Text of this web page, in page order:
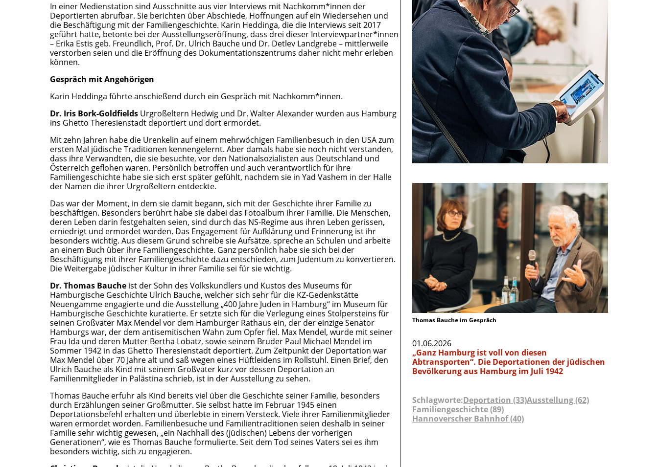
In einer Medienstation sind Ausschnitte aus vier Interviews mit Nachkomm*innen der
Deportierten abrufbar. Sie berichten über Abschiede, Hoffnungen auf ein Wiedersehen und
die Beschäftigung mit der Familiengeschichte. Karin Heddinga, die die Interviews seit 2017
geführt hatte, betonte bei der Ausstellungseröffnung, dass drei dieser Interviewpartner*innen
– Erika Estis geb. Freundlich, Prof. Dr. Ulrich Bauche und Dr. Detlev Landgrebe – mittlerweile
verstorben seien und die Eröffnung des Dokumentationszentrums daher nicht mehr erleben
können.
Gespräch mit Angehörigen
Karin Heddinga führte anschießend durch ein Gespräch mit Nachkomm*innen.
Dr. Iris Bork-Goldfields Urgroßeltern Hedwig und Dr. Walter Alexander wurden aus Hamburg
ins Ghetto Theresienstadt deportiert und dort ermordet.
Mit zehn Jahren habe die Urenkelin auf einem mehrwöchigen Familienbesuch in den USA zum
ersten Mal jüdische Traditionen kennengelernt. Aber damals habe sie noch nicht verstanden,
dass ihre Verwandten, die sie besuchte, vor den Nationalsozialisten aus Deutschland und
Österreich geflohen waren. Persönlich betroffen und auch verantwortlich für ihre
Familiengeschichte habe sie sich erst später gefühlt, nachdem sie in Yad Vashem in der Halle
der Namen die ihrer Urgroßeltern entdeckte.
Das war der Moment, in dem sie damit begann, sich mit der Geschichte ihrer Familie zu
beschäftigen. Besonders berührt habe sie dabei das Fotoalbum ihrer Familie. Die Menschen,
deren Leben darin festgehalten seien, sind durch das NS-Regime aus ihren Leben gerissen,
erniedrigt und ermordet worden. Das Engagement für Aufklärung und Erinnerung ist ihr
besonders wichtig. Aus diesem Grund schreibe sie Aufsätze, spreche an Schulen und arbeite
an einem Buch über ihre Familiengeschichte. Ganz persönlich habe sie sich bei der
Beschäftigung mit ihrer Familiengeschichte dazu entschieden, zum Judentum zu konvertieren.
Die Weitergabe jüdischer Kultur in ihrer Familie sei für sie wichtig.
Dr. Thomas Bauche ist der Sohn des Volkskundlers und Kustos des Museums für
Hamburgische Geschichte Ulrich Bauche, welcher sich sehr für die KZ-Gedenkstätte
Neuengamme engagierte und die Ausstellung „400 Jahre Juden in Hamburg“ im Museum für
Hamburgische Geschichte kuratierte. Er setzte sich für die Verlegung eines Stolpersteins für
seinen Großvater Max Mendel vor dem Hamburger Rathaus ein, der der einzige Senator
Hamburgs war, der dem antisemitischen Wahn zum Opfer fiel. Max Mendel, wurde mit seiner
Frau Ida und deren Mutter Bertha Lobatz, sowie seinem Bruder Paul Michael Mendel im
Sommer 1942 in das Ghetto Theresienstadt deportiert. Zum Zeitpunkt der Deportation war
Max Mendel über 70 Jahre alt und saß wegen eines Hüftleidens im Rollstuhl. Einen Brief, den
Ulrich Bauche als Kind mit seinem Großvater kurz vor dessen Deportation an
Familienmitglieder in Palästina schrieb, ist in der Ausstellung zu sehen.
Thomas Bauche erfuhr als Kind bereits viel über die Geschichte seiner Familie, besonders
durch Erzählungen seiner Großmutter. Sie selbst hatte im Februar 1945 einen
Deportationsbefehl erhalten und überlebte in einem Versteck. Viele ihrer Familienmitglieder
waren ermordet worden. Familienbesuche und Familientraditionen seien deshalb in seiner
Familie sehr wichtig gewesen, „ein Nachhall des (jüdischen) Lebens der vorherigen
Generationen“, wie es Thomas Bauche formulierte. Seit dem Tod seines Vaters sei es ihm
besonders wichtig, sich zu engagieren.
Thomas Bauche im Gespräch
01.06.2026
„Ganz Hamburg ist voll von diesen
Abtransporten“. Die Deportationen der jüdischen
Bevölkerung aus Hamburg im Juli 1942
Schlagworte:Deportation (33)Ausstellung (62)
Familiengeschichte (89)
Hannoverscher Bahnhof (40)